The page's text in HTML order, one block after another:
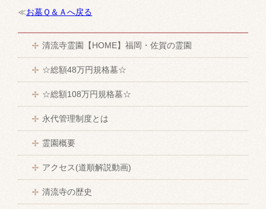
≪お墓Ｑ＆Ａへ戻る
清流寺霊園【HOME】福岡・佐賀の霊園
☆総額48万円規格墓☆
☆総額108万円規格墓☆
永代管理制度とは
霊園概要
アクセス(道順解説動画)
清流寺の歴史